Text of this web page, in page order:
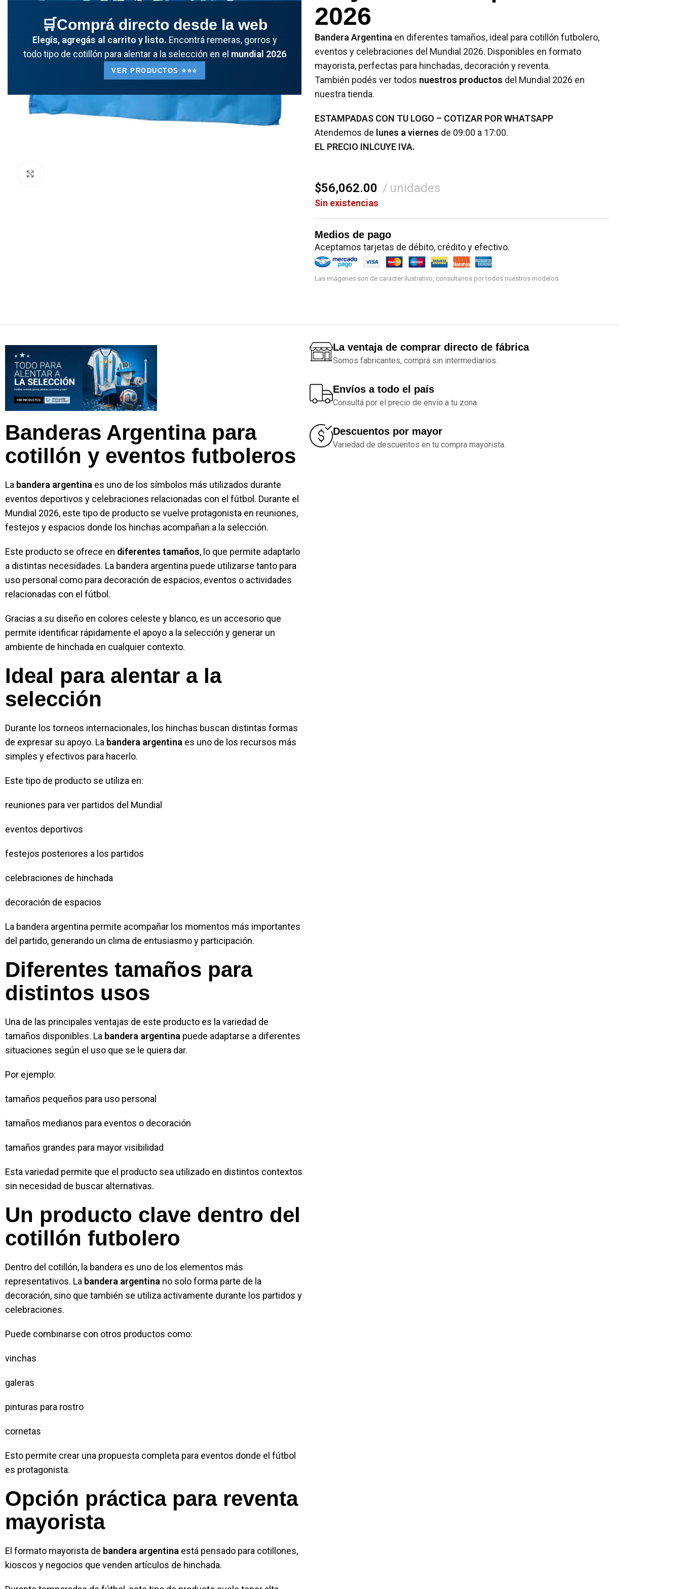
🛒Comprá directo desde la web
Elegís, agregás al carrito y listo. Encontrá remeras, gorros y
todo tipo de cotillón para alentar a la selección en el mundial 2026
VER PRODUCTOS ⭐️⭐️⭐️
2026
Bandera Argentina en diferentes tamaños, ideal para cotillón futbolero,
eventos y celebraciones del Mundial 2026. Disponibles en formato
mayorista, perfectas para hinchadas, decoración y reventa.
También podés ver todos nuestros productos del Mundial 2026 en
nuestra tienda.
ESTAMPADAS CON TU LOGO – COTIZAR POR WHATSAPP
Atendemos de lunes a viernes de 09:00 a 17:00.
EL PRECIO INLCUYE IVA.
$56,062.00 unidades
Sin existencias
Medios de pago
Aceptamos tarjetas de débito, crédito y efectivo.
Las imágenes son de carácter ilustrativo, consultanos por todos nuestros modelos.
Banderas Argentina para
cotillón y eventos futboleros
La bandera argentina es uno de los símbolos más utilizados durante
eventos deportivos y celebraciones relacionadas con el fútbol. Durante el
Mundial 2026, este tipo de producto se vuelve protagonista en reuniones,
festejos y espacios donde los hinchas acompañan a la selección.
Este producto se ofrece en diferentes tamaños, lo que permite adaptarlo
a distintas necesidades. La bandera argentina puede utilizarse tanto para
uso personal como para decoración de espacios, eventos o actividades
relacionadas con el fútbol.
Gracias a su diseño en colores celeste y blanco, es un accesorio que
permite identificar rápidamente el apoyo a la selección y generar un
ambiente de hinchada en cualquier contexto.
Ideal para alentar a la
selección
Durante los torneos internacionales, los hinchas buscan distintas formas
de expresar su apoyo. La bandera argentina es uno de los recursos más
simples y efectivos para hacerlo.
Este tipo de producto se utiliza en:
reuniones para ver partidos del Mundial
eventos deportivos
festejos posteriores a los partidos
celebraciones de hinchada
decoración de espacios
La bandera argentina permite acompañar los momentos más importantes
del partido, generando un clima de entusiasmo y participación.
Diferentes tamaños para
distintos usos
Una de las principales ventajas de este producto es la variedad de
tamaños disponibles. La bandera argentina puede adaptarse a diferentes
situaciones según el uso que se le quiera dar.
Por ejemplo:
tamaños pequeños para uso personal
tamaños medianos para eventos o decoración
tamaños grandes para mayor visibilidad
Esta variedad permite que el producto sea utilizado en distintos contextos
sin necesidad de buscar alternativas.
Un producto clave dentro del
cotillón futbolero
Dentro del cotillón, la bandera es uno de los elementos más
representativos. La bandera argentina no solo forma parte de la
decoración, sino que también se utiliza activamente durante los partidos y
celebraciones.
Puede combinarse con otros productos como:
vinchas
galeras
pinturas para rostro
cornetas
Esto permite crear una propuesta completa para eventos donde el fútbol
es protagonista.
Opción práctica para reventa
mayorista
El formato mayorista de bandera argentina está pensado para cotillones,
kioscos y negocios que venden artículos de hinchada.
La ventaja de comprar directo de fábrica
Somos fabricantes, comprá sin intermediarios.
Envíos a todo el país
Consultá por el precio de envío a tu zona.
Descuentos por mayor
Variedad de descuentos en tu compra mayorista.